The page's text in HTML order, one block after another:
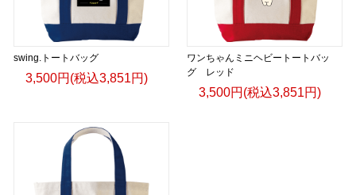
each piece reflects a lifestyle rooted in authenticity,
exploration, and appreciation for the world’s diverse cultures.
Whether you’re discovering a new destination, sharing
coffee with friends, or simply embracing everyday moments,
UCS Terimba invites you to carry the spirit of origin wherever
Wear the Origin. Share the Journey.
swing.トートバッグ
3,500円(税込3,851円)
ワンちゃんミニヘビートートバッ
グ レッド
3,500円(税込3,851円)